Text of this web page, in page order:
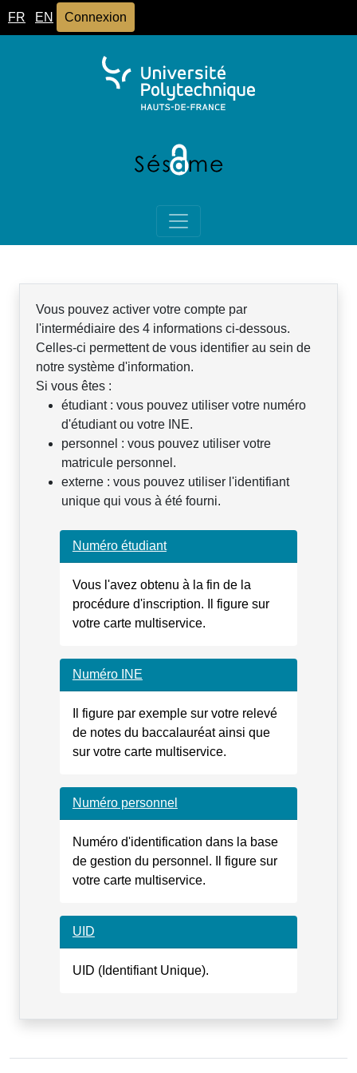
FR EN Connexion
Vous pouvez activer votre compte par
l'intermédiaire des 4 informations ci-dessous.
Celles-ci permettent de vous identifier au sein de
notre système d'information.
Si vous êtes :
étudiant : vous pouvez utiliser votre numéro
d'étudiant ou votre INE.
personnel : vous pouvez utiliser votre
matricule personnel.
externe : vous pouvez utiliser l'identifiant
unique qui vous à été fourni.
Numéro étudiant
Vous l'avez obtenu à la fin de la
procédure d'inscription. Il figure sur
votre carte multiservice.
Numéro INE
Il figure par exemple sur votre relevé
de notes du baccalauréat ainsi que
sur votre carte multiservice.
Numéro personnel
Numéro d'identification dans la base
de gestion du personnel. Il figure sur
votre carte multiservice.
UID
UID (Identifiant Unique).